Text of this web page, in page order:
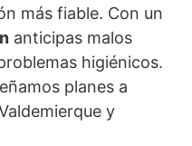
más fiable. Con un
anticipas malos
higiénicos.
planes a
y